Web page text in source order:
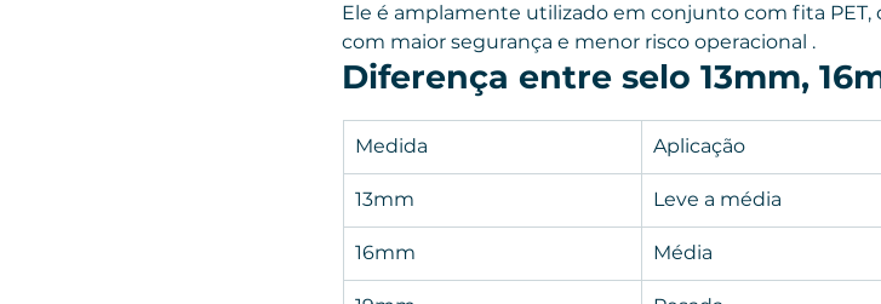
Ele é amplamente utilizado em conjunto com fita
com maior segurança e menor risco operacional .
Diferença entre selo 13mm,
Medida Aplicação
13mm Leve a média
16mm Média